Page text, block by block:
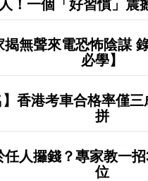
！一個「好習慣」震
無聲來電恐怖陰謀
必學】
】香港考車合格率僅
拼
人攞錢？專家教一
位